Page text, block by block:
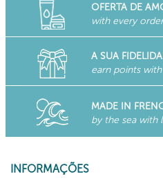
OFERTA DE
with every order
A SUA
earn points
MADE IN
by the sea with
INFORMAÇÕES